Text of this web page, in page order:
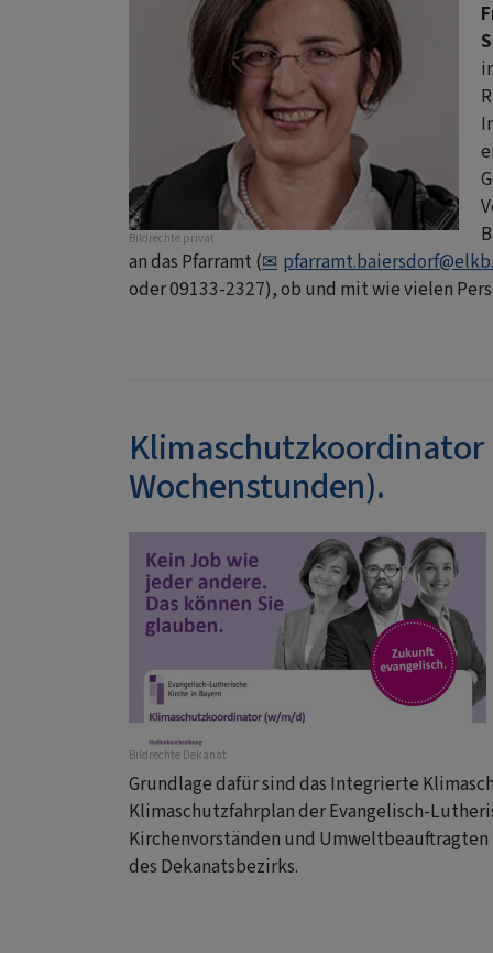
Bildrechte privat
an das Pfarramt (
oder 09133-2327), ob und mit wie vielen
Wochenstunden).
Bildrechte Dekanat
Grundlage dafür sind das Integrierte
Klimaschutzfahrplan der Evangelisch-
Kirchenvorständen und
des Dekanatsbezirks.